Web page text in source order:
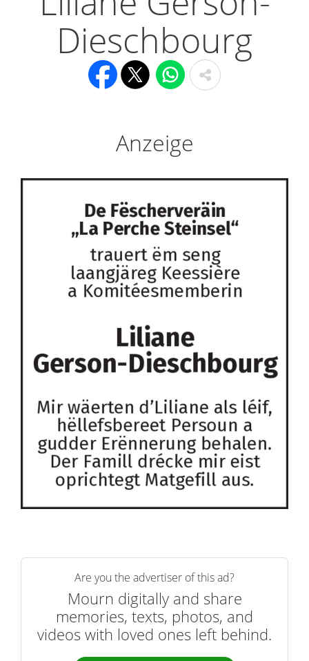
Dieschbourg
Anzeige
Are you the advertiser of this ad?
Mourn digitally and share
memories, texts, photos, and
videos with loved ones left behind.